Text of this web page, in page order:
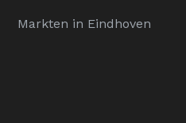
Markten in Eindhoven